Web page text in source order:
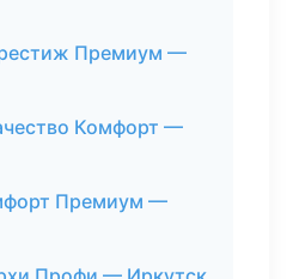
Премиум —
Комфорт —
Премиум —